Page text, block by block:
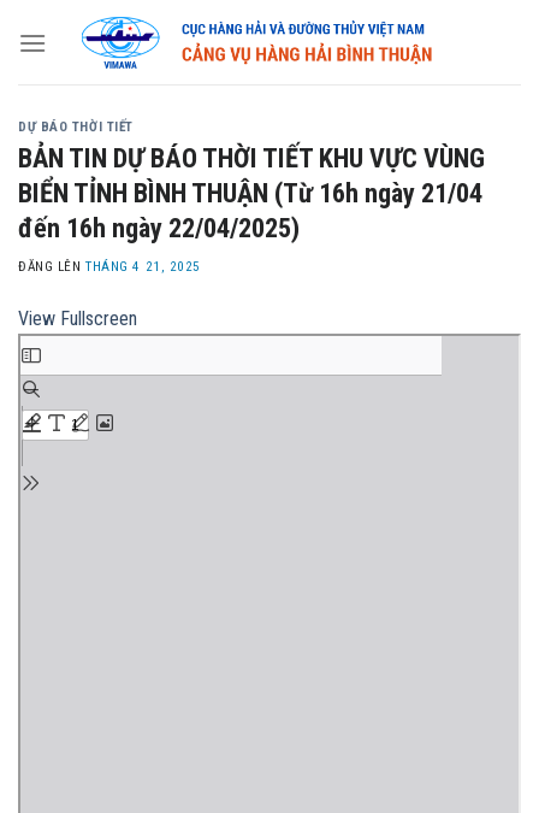
DỰ BÁO THỜI TIẾT
BẢN TIN DỰ BÁO THỜI TIẾT KHU VỰC VÙNG
BIỂN TỈNH BÌNH THUẬN (Từ 16h ngày 21/04
đến 16h ngày 22/04/2025)
ĐĂNG LÊNTHÁNG 4 21, 2025
View Fullscreen